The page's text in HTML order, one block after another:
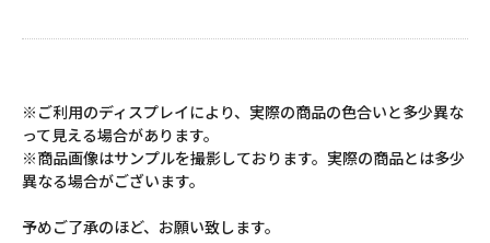
※ご利用のディスプレイにより、実際の商品の色合いと多少異な
って見える場合があります。
※商品画像はサンプルを撮影しております。実際の商品とは多少
異なる場合がございます。
予めご了承のほど、お願い致します。